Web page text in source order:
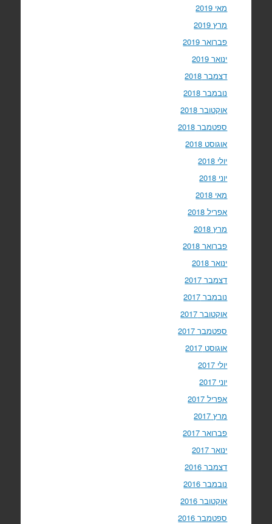
מאי 2019
מרץ 2019
פברואר 2019
ינואר 2019
דצמבר 2018
נובמבר 2018
אוקטובר 2018
ספטמבר 2018
אוגוסט 2018
יולי 2018
יוני 2018
מאי 2018
אפריל 2018
מרץ 2018
פברואר 2018
ינואר 2018
דצמבר 2017
נובמבר 2017
אוקטובר 2017
ספטמבר 2017
אוגוסט 2017
יולי 2017
יוני 2017
אפריל 2017
מרץ 2017
פברואר 2017
ינואר 2017
דצמבר 2016
נובמבר 2016
אוקטובר 2016
ספטמבר 2016